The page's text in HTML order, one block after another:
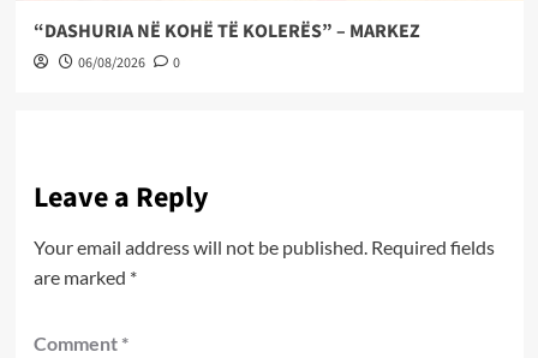
“DASHURIA NË KOHË TË KOLERËS” – MARKEZ
06/08/2026 0
Leave a Reply
Your email address will not be published. Required fields
are marked *
Comment *